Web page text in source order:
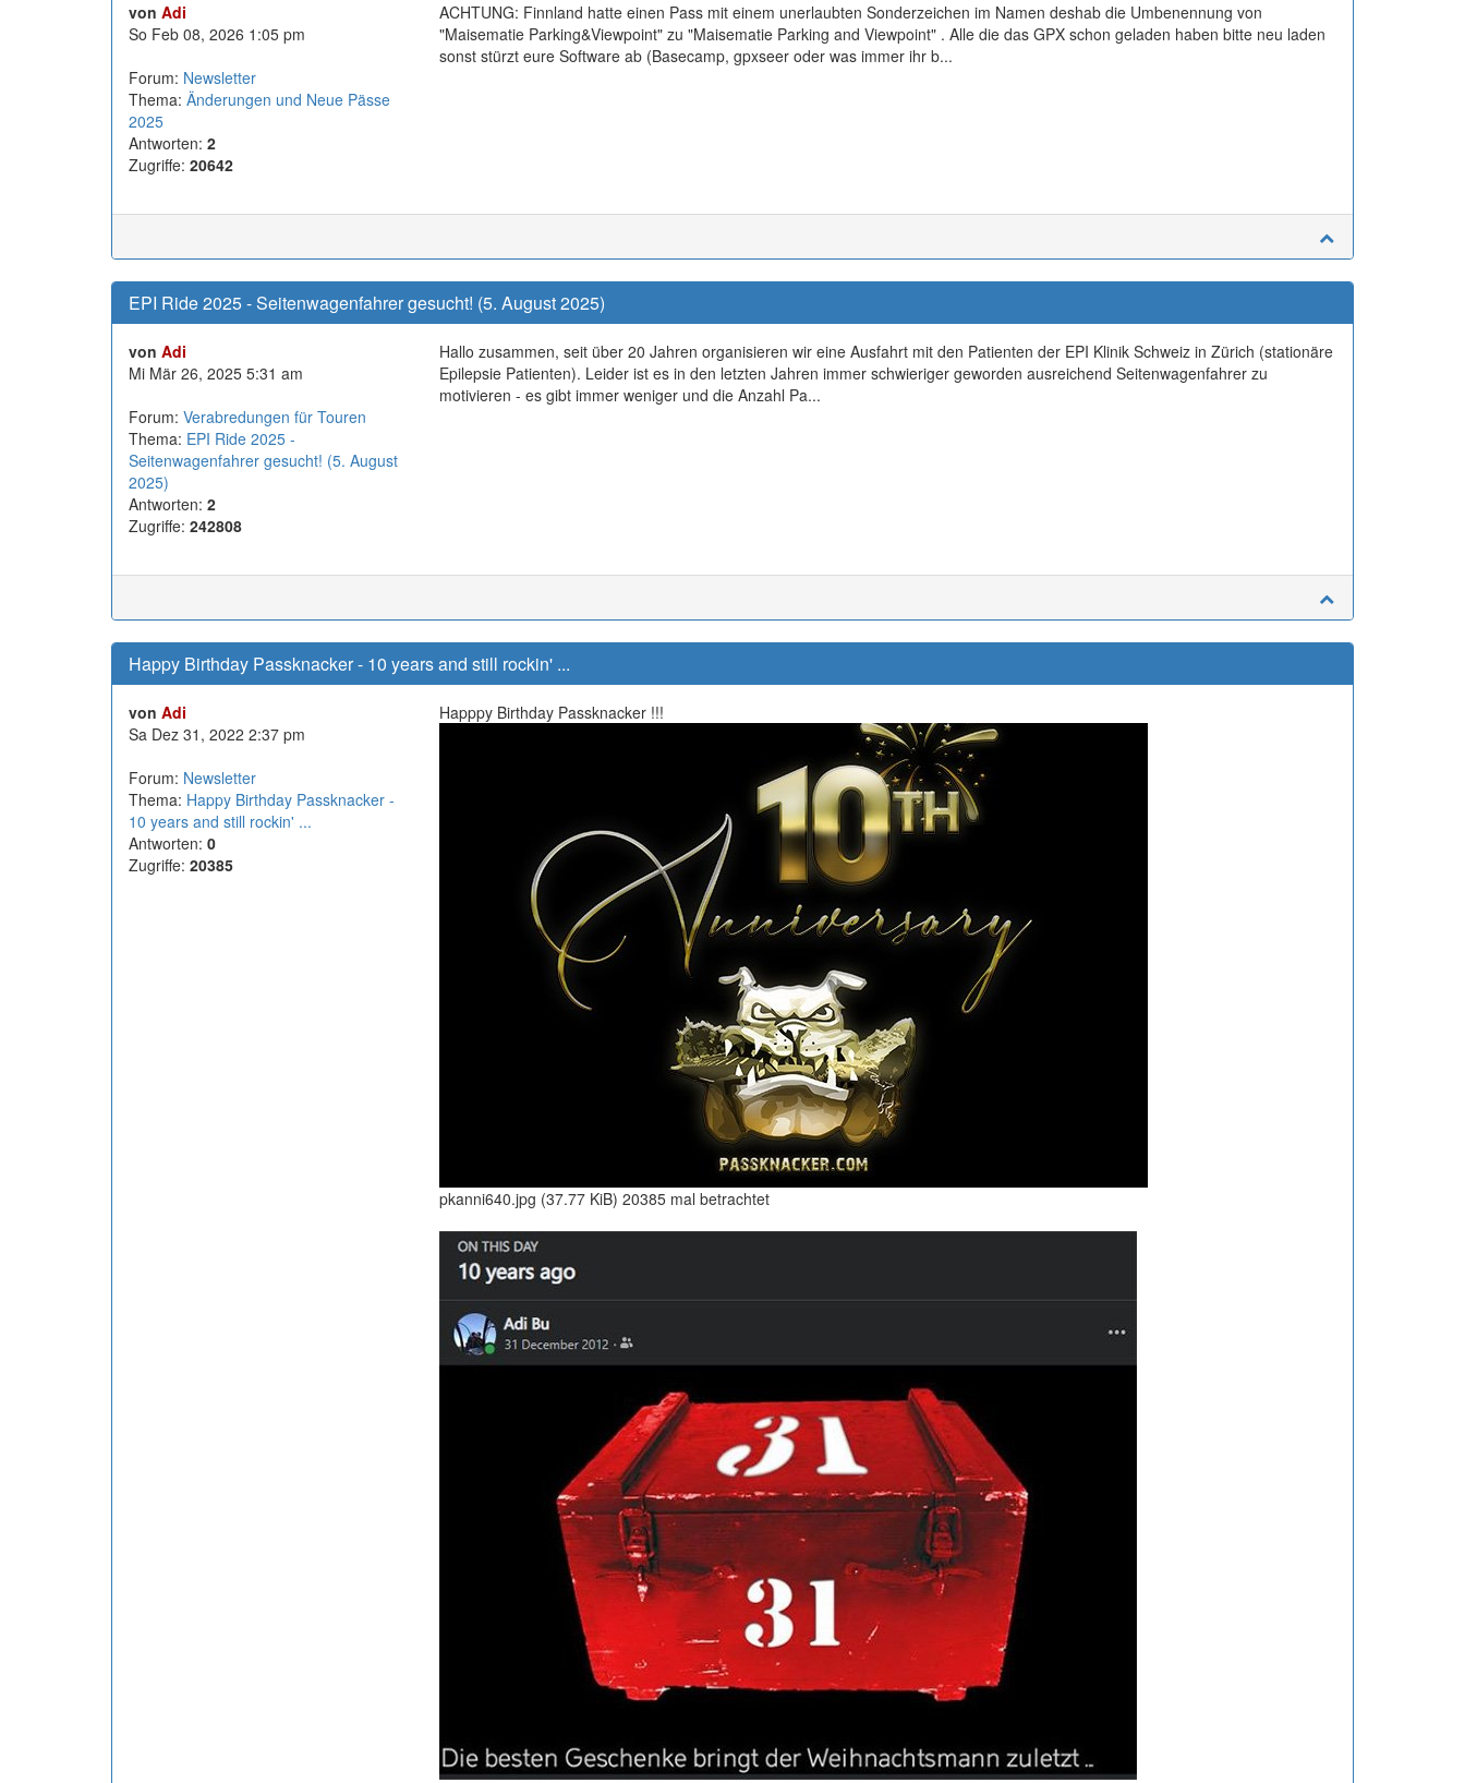
von Adi
So Feb 08, 2026 1:05 pm
Forum: Newsletter
Thema: Änderungen und Neue Pässe
2025
Antworten: 2
Zugriffe: 20642
ACHTUNG: Finnland hatte einen Pass mit einem unerlaubten Sonderzeichen im Namen deshab die Umbenennung von
"Maisematie Parking&Viewpoint" zu "Maisematie Parking and Viewpoint" . Alle die das GPX schon geladen haben bitte neu laden
sonst stürzt eure Software ab (Basecamp, gpxseer oder was immer ihr b...
EPI Ride 2025 - Seitenwagenfahrer gesucht! (5. August 2025)
von Adi
Mi Mär 26, 2025 5:31 am
Forum: Verabredungen für Touren
Thema: EPI Ride 2025 -
Seitenwagenfahrer gesucht! (5. August
2025)
Antworten: 2
Zugriffe: 242808
Hallo zusammen, seit über 20 Jahren organisieren wir eine Ausfahrt mit den Patienten der EPI Klinik Schweiz in Zürich (stationäre
Epilepsie Patienten). Leider ist es in den letzten Jahren immer schwieriger geworden ausreichend Seitenwagenfahrer zu
motivieren - es gibt immer weniger und die Anzahl Pa...
Happy Birthday Passknacker - 10 years and still rockin' ...
von Adi
Sa Dez 31, 2022 2:37 pm
Forum: Newsletter
Thema: Happy Birthday Passknacker -
10 years and still rockin' ...
Antworten: 0
Zugriffe: 20385
Happpy Birthday Passknacker !!!
pkanni640.jpg (37.77 KiB) 20385 mal betrachtet